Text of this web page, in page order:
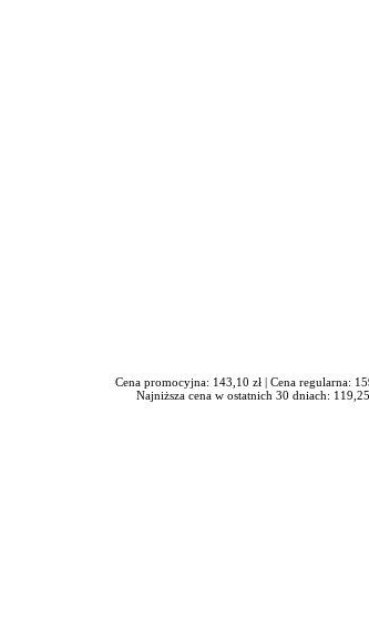
się w nowym oknie
Cena promocyjna: 143,10 zł | Cena regularna:
Najniższa cena w ostatnich 30 dniach: